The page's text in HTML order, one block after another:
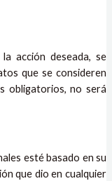
acción deseada, se
que se consideren
obligatorios, no será
esté basado en su
que dio en cualquier